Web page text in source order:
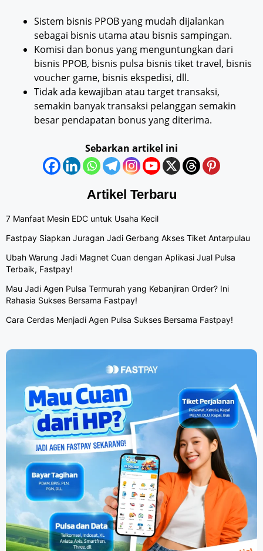
Sistem bisnis PPOB yang mudah dijalankan
sebagai bisnis utama atau bisnis sampingan.
Komisi dan bonus yang menguntungkan dari
bisnis PPOB, bisnis pulsa bisnis tiket travel, bisnis
voucher game, bisnis ekspedisi, dll.
Tidak ada kewajiban atau target transaksi,
semakin banyak transaksi pelanggan semakin
besar pendapatan bonus yang diterima.
Sebarkan artikel ini
Artikel Terbaru
7 Manfaat Mesin EDC untuk Usaha Kecil
Fastpay Siapkan Juragan Jadi Gerbang Akses Tiket Antarpulau
Ubah Warung Jadi Magnet Cuan dengan Aplikasi Jual Pulsa
Terbaik, Fastpay!
Mau Jadi Agen Pulsa Termurah yang Kebanjiran Order? Ini
Rahasia Sukses Bersama Fastpay!
Cara Cerdas Menjadi Agen Pulsa Sukses Bersama Fastpay!